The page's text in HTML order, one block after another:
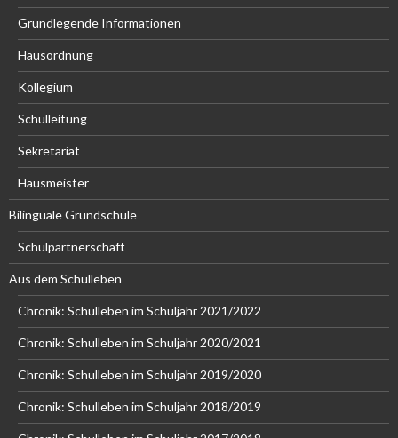
Grundlegende Informationen
Hausordnung
Kollegium
Schulleitung
Sekretariat
Hausmeister
Bilinguale Grundschule
Schulpartnerschaft
Aus dem Schulleben
Chronik: Schulleben im Schuljahr 2021/2022
Chronik: Schulleben im Schuljahr 2020/2021
Chronik: Schulleben im Schuljahr 2019/2020
Chronik: Schulleben im Schuljahr 2018/2019